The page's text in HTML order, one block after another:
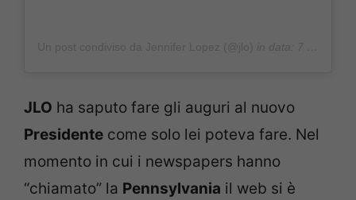
JLO ha saputo fare gli auguri al nuovo
Presidente come solo lei poteva fare. Nel
momento in cui i newspapers hanno
“chiamato” la Pennsylvania il web si è